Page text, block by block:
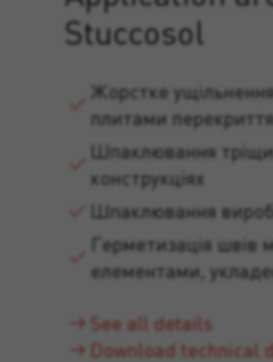
Stuccosol
Жорстке
плитами перекриття
Шпаклювання
конструкціях
Шпаклювання
Герметизація швів
елементами,
See all details
Download technical